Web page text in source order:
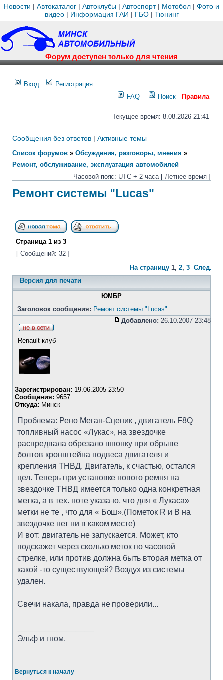
Новости | Автокаталог | Автоклубы | Автоспорт| Мотобол | Фото и
видео| Информация ГАИ | ГБО| Тюнинг
Форум доступен только для чтения
Вход
Регистрация
FAQ
Поиск Правила
Текущее время: 8.08.2026 21:41
Сообщения без ответов | Активные темы
Список форумов » Обсуждения, разговоры, мнения »
Ремонт, обслуживание, эксплуатация автомобилей
Часовой пояс: UTC + 2 часа [ Летнее время ]
Ремонт системы "Lucas"
Страница 1 из 3
[ Сообщений: 32 ]
На страницу 1, 2, 3 След.
Версия для печати
ЮМБР
Заголовок сообщения: Ремонт системы "Lucas"
Добавлено: 26.10.2007 23:48
Renault-клуб
Зарегистрирован: 19.06.2005 23:50
Сообщения: 9657
Откуда: Минск
Проблема: Рено Меган-Сценик , двигатель F8Q
топливный насос «Лукас», на звездочке
распредвала обрезало шпонку при обрыве
болтов кронштейна подвеса двигателя и
крепления ТНВД. Двигатель, к счастью, остался
цел. Теперь при установке нового ремня на
звездочке ТНВД имеется только одна конкретная
метка, а в тех. ноте указано, что для « Лукаса»
метки не те , что для « Бош».(Пометок R и В на
звездочке нет ни в каком месте)
И вот: двигатель не запускается. Может, кто
подскажет через сколько меток по часовой
стрелке, или против должна быть вторая метка от
какой -то существующей? Воздух из системы
удален.
Свечи накала, правда не проверили...
Эльф и гном.
Вернуться к началу